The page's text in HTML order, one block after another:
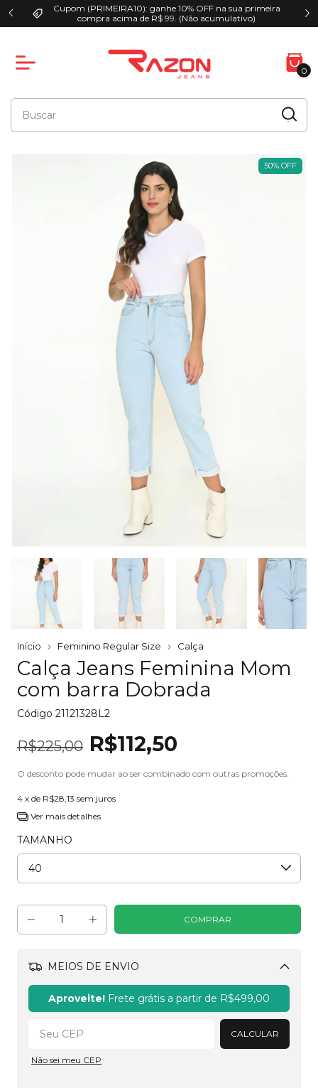
Cupom (PRIMEIRA10): ganhe 10% OFF na sua primeira
compra acima de R$ 99. (Não acumulativo)
0
50% OFF
Início Feminino Regular Size Calça
Calça Jeans Feminina Mom
com barra Dobrada
Código 21121328L2
R$225,00 R$112,50
O desconto pode mudar ao ser combinado com outras promoções.
4 x de R$28,13 sem juros
Ver mais detalhes
TAMANHO
MEIOS DE ENVIO
Alterar CEP
Aproveite! Frete grátis a partir de R$499,00
CALCULAR
Não sei meu CEP